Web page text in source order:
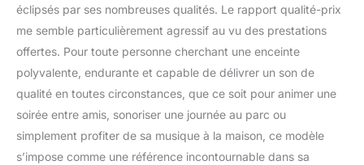
éclipsés par ses nombreuses qualités. Le rapport qualité-prix
me semble particulièrement agressif au vu des prestations
offertes. Pour toute personne cherchant une enceinte
polyvalente, endurante et capable de délivrer un son de
qualité en toutes circonstances, que ce soit pour animer une
soirée entre amis, sonoriser une journée au parc ou
simplement profiter de sa musique à la maison, ce modèle
s’impose comme une référence incontournable dans sa